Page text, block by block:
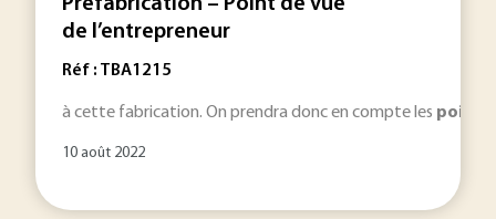
Préfabrication – Point de vue
de l’entrepreneur
Réf : TBA1215
à cette fabrication. On prendra donc en compte les points
10 août 2022